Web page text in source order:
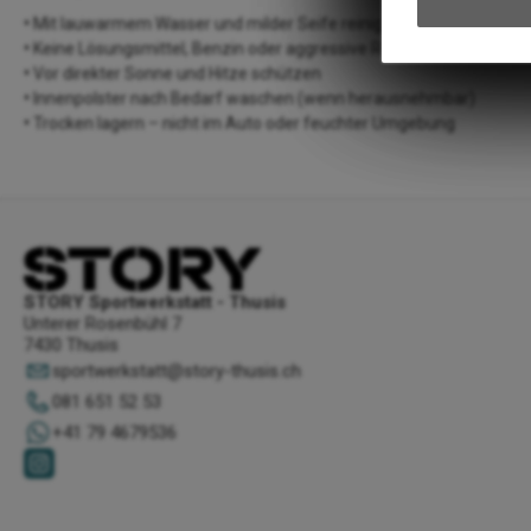
Mit lauwarmem Wasser und milder Seife reinigen
Keine Lösungsmittel, Benzin oder aggressive Reiniger verwenden
Vor direkter Sonne und Hitze schützen
Innenpolster nach Bedarf waschen (wenn herausnehmbar)
Trocken lagern – nicht im Auto oder feuchter Umgebung
STORY Sportwerkstatt - Thusis
Unterer Rosenbühl 7
7430 Thusis
sportwerkstatt@story-thusis.ch
+41 79 4679536